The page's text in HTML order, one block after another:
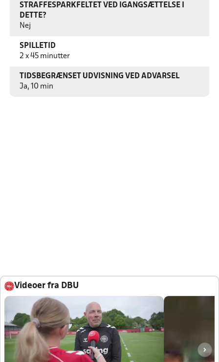
STRAFFESPARKFELTET VED IGANGSÆTTELSE I
DETTE?
Nej
SPILLETID
2 x 45 minutter
TIDSBEGRÆNSET UDVISNING VED ADVARSEL
Ja, 10 min
Videoer fra DBU